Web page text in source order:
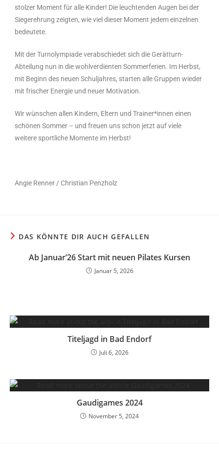
stolzer Moment für alle Kinder! Die leuchtenden Augen bei der
Siegerehrung zeigten, wie viel dieser Moment jedem einzelnen
bedeutete.
Mit der Turnolympiade verabschiedet sich die Gerätturn-
Abteilung nun in die wohlverdienten Sommerferien. Im Herbst,
mit Beginn des neuen Schuljahres, starten alle Gruppen wieder
mit frischer Energie und neuer Motivation.
Wir wünschen allen Kindern, Eltern und Trainer*innen einen
schönen Sommer – und freuen uns schon jetzt auf viele
weitere sportliche Momente im Herbst!
Angie Renner / Christian Penzholz
DAS KÖNNTE DIR AUCH GEFALLEN
Ab Januar’26 Start mit neuen Pilates Kursen
Januar 5, 2026
Titeljagd in Bad Endorf
Juli 6, 2026
Gaudigames 2024
November 5, 2024